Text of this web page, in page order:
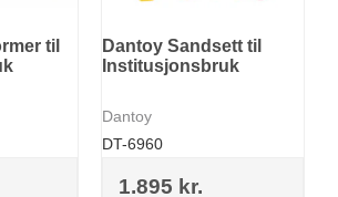
til
Dantoy Sandsett til
Institusjonsbruk
Dantoy
DT-6960
1.895 kr.